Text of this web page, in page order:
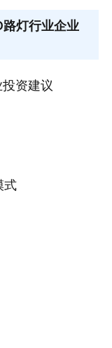
灯行业企业
资建议
式